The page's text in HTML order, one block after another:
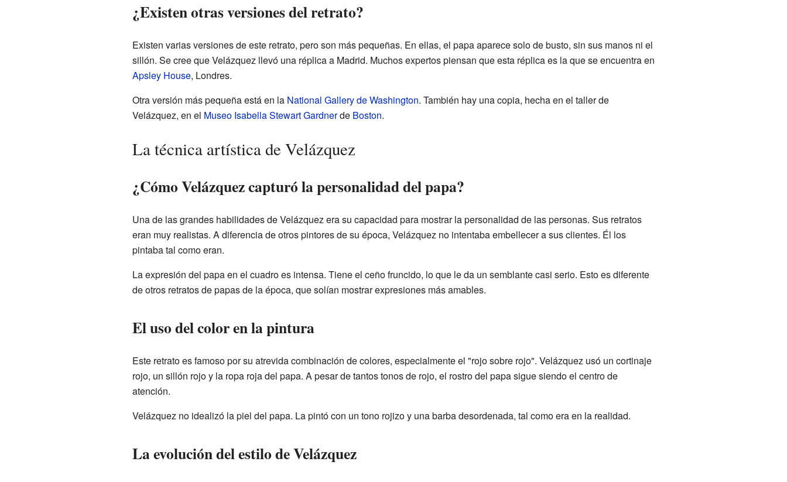
¿Existen otras versiones del retrato?
Existen varias versiones de este retrato, pero son más pequeñas. En ellas, el papa aparece solo de busto, sin sus manos ni el
sillón. Se cree que Velázquez llevó una réplica a Madrid. Muchos expertos piensan que esta réplica es la que se encuentra en
Apsley House, Londres.
Otra versión más pequeña está en la National Gallery de Washington. También hay una copia, hecha en el taller de
Velázquez, en el Museo Isabella Stewart Gardnerde Boston.
La técnica artística de Velázquez
¿Cómo Velázquez capturó la personalidad del papa?
Una de las grandes habilidades de Velázquez era su capacidad para mostrar la personalidad de las personas. Sus retratos
eran muy realistas. A diferencia de otros pintores de su época, Velázquez no intentaba embellecer a sus clientes. Él los
pintaba tal como eran.
La expresión del papa en el cuadro es intensa. Tiene el ceño fruncido, lo que le da un semblante casi serio. Esto es diferente
de otros retratos de papas de la época, que solían mostrar expresiones más amables.
El uso del color en la pintura
Este retrato es famoso por su atrevida combinación de colores, especialmente el "rojo sobre rojo". Velázquez usó un cortinaje
rojo, un sillón rojo y la ropa roja del papa. A pesar de tantos tonos de rojo, el rostro del papa sigue siendo el centro de
atención.
Velázquez no idealizó la piel del papa. La pintó con un tono rojizo y una barba desordenada, tal como era en la realidad.
La evolución del estilo de Velázquez